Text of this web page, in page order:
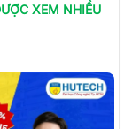
XEM NHIỀU